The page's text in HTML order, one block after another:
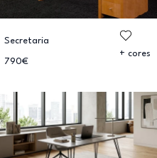
Secretaria
790€
+ cores